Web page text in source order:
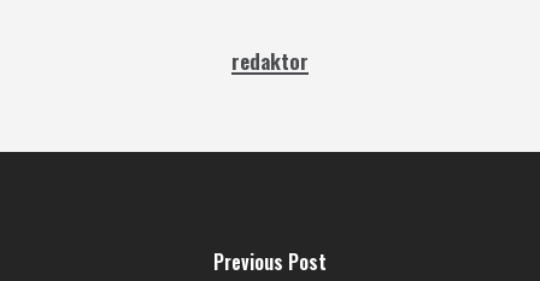
redaktor
Previous Post